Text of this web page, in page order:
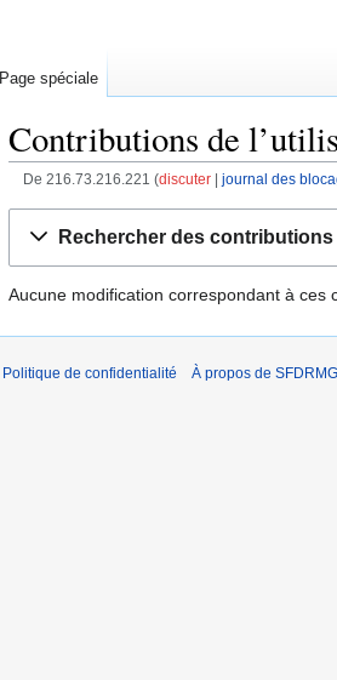
Contributions de
De 216.73.216.221 discuter journal des
navigation
recherche
Rechercher des contributions
Aucune modification correspondant à ces
Page spéciale
Politique de confidentialité À propos de SFDRMG